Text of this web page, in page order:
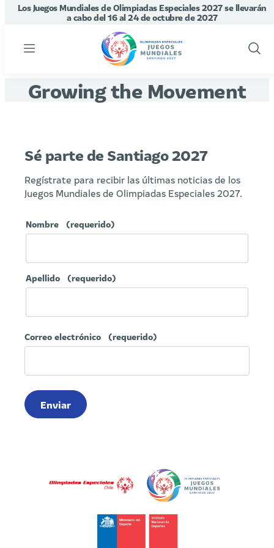
Los Juegos Mundiales de Olimpiadas Especiales 2027 se llevarán
a cabo del 16 al 24 de octubre de 2027
Menu
Show
Growing the Movement
Sé parte de Santiago 2027
Regístrate para recibir las últimas noticias de los
Juegos Mundiales de Olimpiadas Especiales 2027.
(requerido)
(requerido)
Correo electrónico (requerido)
Enviar